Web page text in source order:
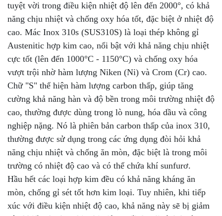
tuyệt vời trong điều kiện nhiệt độ lên đến 2000°, có khả
năng chịu nhiệt và chống oxy hóa tốt, đặc biệt ở nhiệt độ
cao. Mác Inox 310s (SUS310S) là loại thép không gỉ
Austenitic hợp kim cao, nổi bật với khả năng chịu nhiệt
cực tốt (lên đến 1000°C - 1150°C) và chống oxy hóa
vượt trội nhờ hàm lượng Niken (Ni) và Crom (Cr) cao.
Chữ "S" thể hiện hàm lượng carbon thấp, giúp tăng
cường khả năng hàn và độ bền trong môi trường nhiệt độ
cao, thường được dùng trong lò nung, hóa dầu và công
nghiệp nặng. Nó là phiên bản carbon thấp của inox 310,
thường được sử dụng trong các ứng dụng đòi hỏi khả
năng chịu nhiệt và chống ăn mòn, đặc biệt là trong môi
trường có nhiệt độ cao và có thể chứa khí sunfurơ.
Hầu hết các loại hợp kim đều có khả năng kháng ăn
mòn, chống gỉ sét tốt hơn kim loại. Tuy nhiên, khi tiếp
xúc với điều kiện nhiệt độ cao, khả năng này sẽ bị giảm